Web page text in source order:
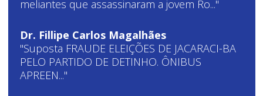
meliantes que assassinaram a jovem Ro..."
Dr. Fillipe Carlos Magalhães
"Suposta FRAUDE ELEIÇÕES DE JACARACI-BA
PELO PARTIDO DE DETINHO. ÔNIBUS
APREEN..."